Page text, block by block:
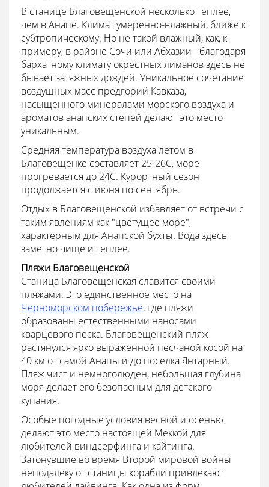
В станице Благовещенской несколько теплее,
чем в Анапе. Климат умеренно-влажный, ближе к
субтропическому. Но не такой влажный, как, к
примеру, в районе Сочи или Абхазии - благодаря
бархатному климату окрестных лиманов здесь не
бывает затяжных дождей. Уникальное сочетание
воздушных масс предгорий Кавказа,
насыщенного минералами морского воздуха и
ароматов анапских степей делают это место
уникальным.
Средняя температура воздуха летом в
Благовещенке составляет 25-26С, море
прогревается до 24C. Курортный сезон
продолжается с июня по сентябрь.
Отдых в Благовещенской избавляет от встречи с
таким явлениям как "цветущее море",
характерным для Анапской бухты. Вода здесь
заметно чище и теплее.
Пляжи Благовещенской
Станица Благовещенская славится своими
пляжами. Это единственное место на
Черноморском побережье, где пляжи
образованы естественными наносами
кварцевого песка. Благовещенский пляж
растянулся ярко выраженной песчаной косой на
40 км от самой Анапы и до поселка Янтарный.
Пляж чист и немноголюден, небольшая глубина
моря делает его безопасным для детского
купания.
Особые погодные условия весной и осенью
делают это место настоящей Меккой для
любителей виндсерфинга и кайтинга.
Затонувшие во время Второй мировой войны
неподалеку от станицы корабли привлекают